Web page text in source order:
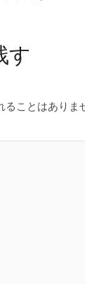
す
ことはありま